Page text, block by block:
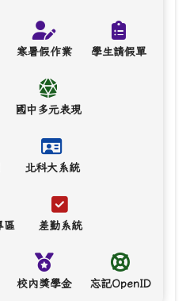
寒暑假作業 學生請假單
國中多元表現
北科大系統
區 差勤系統
校內獎學金 忘記OpenID